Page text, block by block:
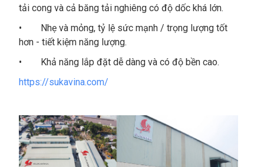
tải cong và cả băng tải nghiêng có độ dốc khá lớn.
• Nhẹ và mỏng, tỷ lệ sức mạnh / trọng lượng tốt
hơn - tiết kiệm năng lượng.
• Khả năng lắp đặt dễ dàng và có độ bền cao.
https://sukavina.com/